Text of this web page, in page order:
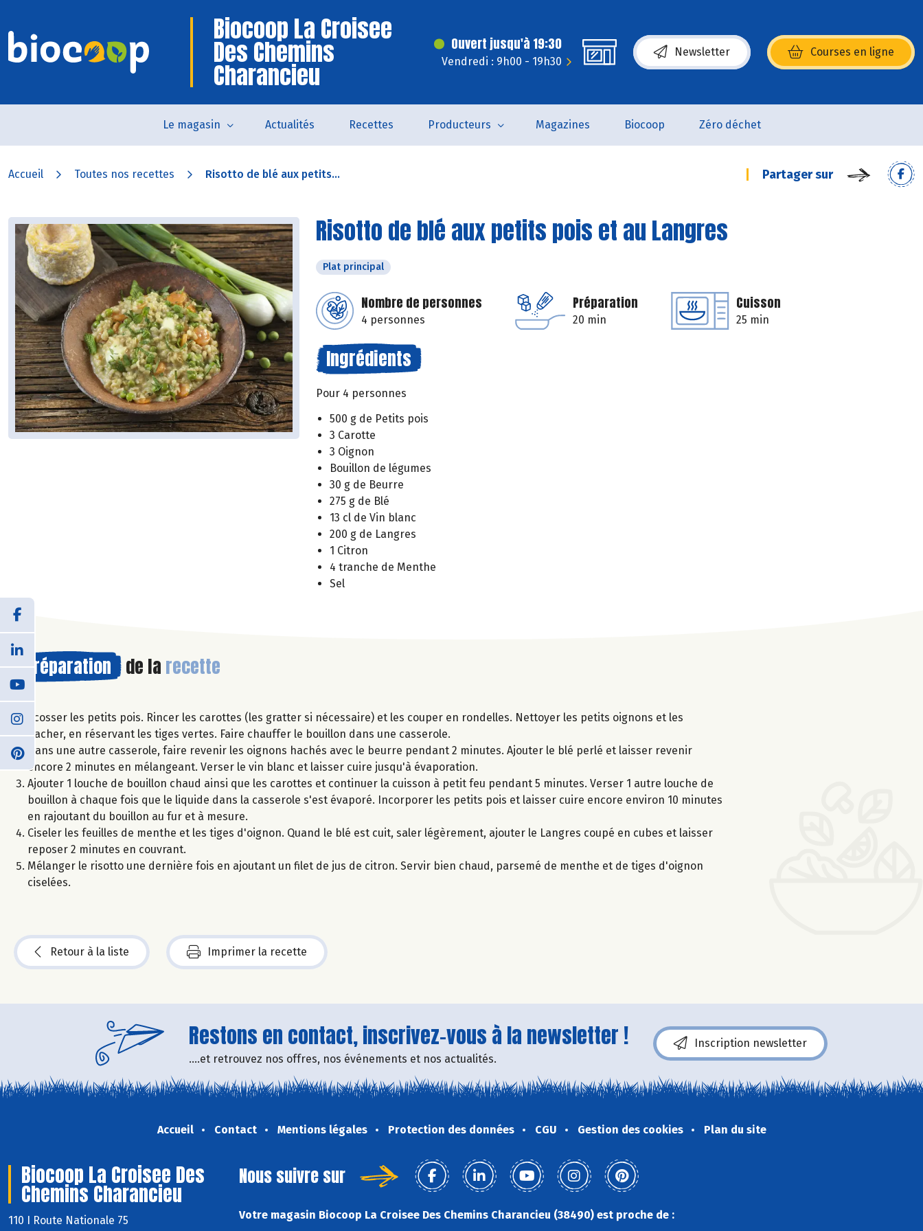
Biocoop La Croisee
Des Chemins
Charancieu
Ouvert jusqu'à 19:30
Vendredi : 9h00 - 19h30
Newsletter Courses en ligne
(s’ouvre dans une nouvelle fenêtre)
Le magasin Actualités Recettes Producteurs Magazines Biocoop Zéro déchet
Accueil Toutes nos recettes Risotto de blé aux petits... Partager sur
Risotto de blé aux petits pois et au Langres
Plat principal
Nombre de personnes
4 personnes
Préparation
20 min
Cuisson
25 min
Ingrédients
Pour 4 personnes
500 g de Petits pois
3 Carotte
3 Oignon
Bouillon de légumes
30 g de Beurre
275 g de Blé
13 cl de Vin blanc
200 g de Langres
1 Citron
4 tranche de Menthe
Sel
Préparation de la recette
Écosser les petits pois. Rincer les carottes (les gratter si nécessaire) et les couper en rondelles. Nettoyer les petits oignons et les
hacher, en réservant les tiges vertes. Faire chauffer le bouillon dans une casserole.
Dans une autre casserole, faire revenir les oignons hachés avec le beurre pendant 2 minutes. Ajouter le blé perlé et laisser revenir
encore 2 minutes en mélangeant. Verser le vin blanc et laisser cuire jusqu'à évaporation.
Ajouter 1 louche de bouillon chaud ainsi que les carottes et continuer la cuisson à petit feu pendant 5 minutes. Verser 1 autre louche de
bouillon à chaque fois que le liquide dans la casserole s'est évaporé. Incorporer les petits pois et laisser cuire encore environ 10 minutes
en rajoutant du bouillon au fur et à mesure.
Ciseler les feuilles de menthe et les tiges d'oignon. Quand le blé est cuit, saler légèrement, ajouter le Langres coupé en cubes et laisser
reposer 2 minutes en couvrant.
Mélanger le risotto une dernière fois en ajoutant un filet de jus de citron. Servir bien chaud, parsemé de menthe et de tiges d'oignon
ciselées.
Retour à la liste Imprimer la recette
Restons en contact, inscrivez-vous à la newsletter !
....et retrouvez nos offres, nos événements et nos actualités.
Inscription newsletter
Accueil Contact Mentions légales Protection des données CGU Gestion des cookies Plan du site
Biocoop La Croisee Des
Chemins Charancieu
110 I Route Nationale 75
Nous suivre sur
Votre magasin Biocoop La Croisee Des Chemins Charancieu (38490) est proche de :